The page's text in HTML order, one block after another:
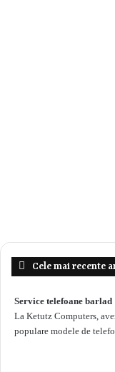
Cele mai recente
Service telefoane barlad
La Ketutz Computers,
populare modele de